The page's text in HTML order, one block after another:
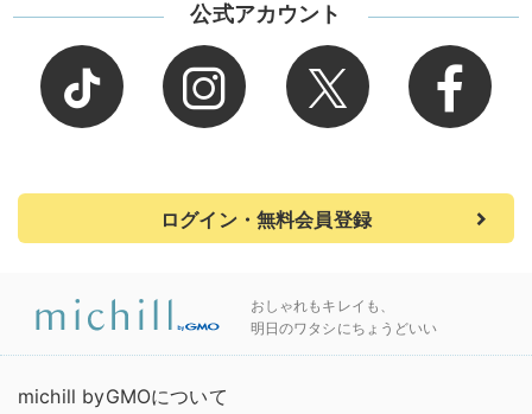
公式アカウント
ログイン・無料会員登録
おしゃれもキレイも、
明日のワタシにちょうどいい
michill byGMOについて